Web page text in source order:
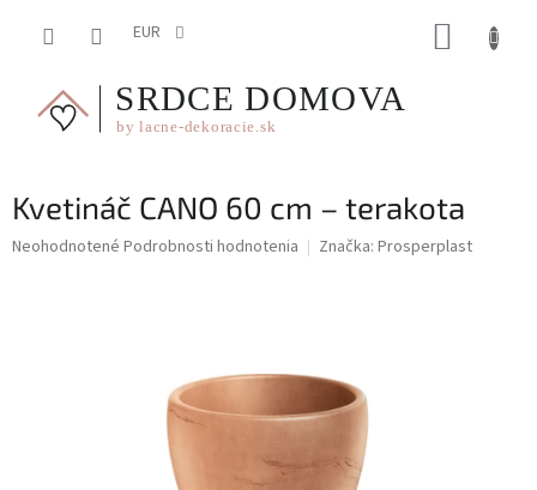
EUR
Kvetináč CANO 60 cm – terakota
Priemerné
Neohodnotené Podrobnosti hodnotenia Značka: Prosperplast